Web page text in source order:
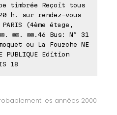
timbrée Reçoit tous
h. sur rendez-vous
(4ème étage,
⊠⊠. ⊠⊠.46 Bus: Nº 31
ou La Fourche NE
PUBLIQUE Edition
18
les années 2000